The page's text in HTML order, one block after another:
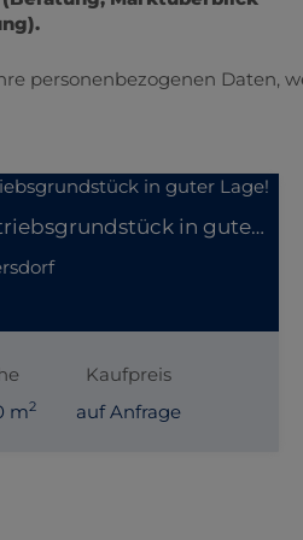
personenbezogenen Daten,
Lukratives Betriebsgrundstück in guter Lage!
m2
Kaufpreis
auf Anfrage